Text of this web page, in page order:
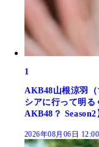
1
AKB48山根涼羽
シアに行って明る
AKB48？ Season2
2026年08月06日 12:00